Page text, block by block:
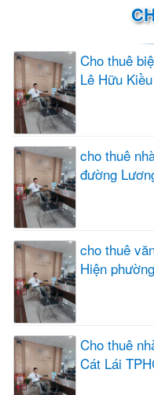
Cho thuê
Lê Hữu Kiều
cho thuê
đường
cho thuê
Hiện
Cho thuê
Cát Lái